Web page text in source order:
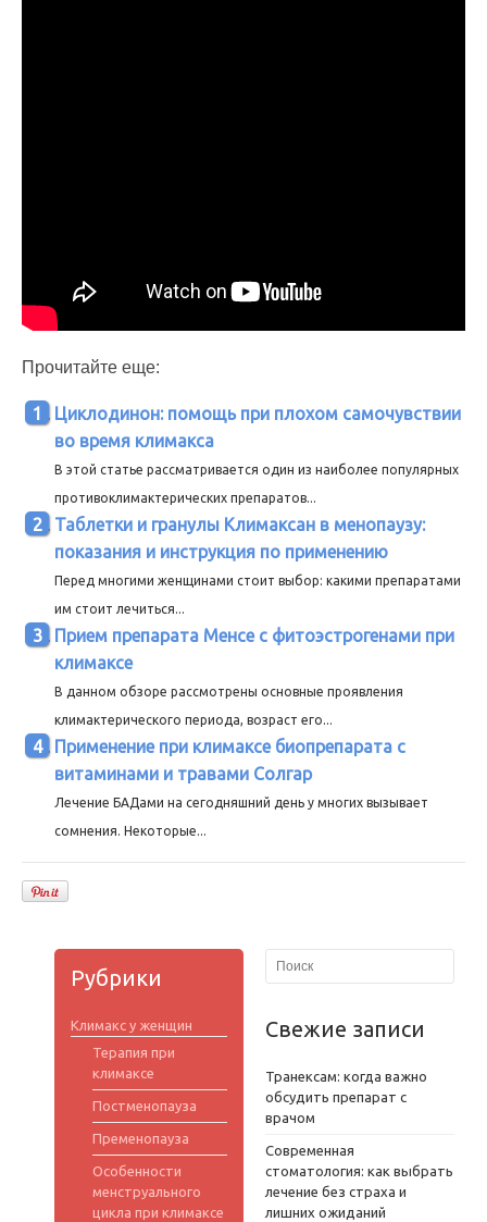
Прочитайте еще:
Циклодинон: помощь при плохом самочувствии
во время климакса
В этой статье рассматривается один из наиболее популярных
противоклимактерических препаратов...
Таблетки и гранулы Климаксан в менопаузу:
показания и инструкция по применению
Перед многими женщинами стоит выбор: какими препаратами
им стоит лечиться...
Прием препарата Менсе с фитоэстрогенами при
климаксе
В данном обзоре рассмотрены основные проявления
климактерического периода, возраст его...
Применение при климаксе биопрепарата с
витаминами и травами Солгар
Лечение БАДами на сегодняшний день у многих вызывает
сомнения. Некоторые...
Рубрики
Климакс у женщин
Терапия при
климаксе
Постменопауза
Пременопауза
Особенности
менструального
цикла при климаксе
Свежие записи
Транексам: когда важно
обсудить препарат с
врачом
Современная
стоматология: как выбрать
лечение без страха и
лишних ожиданий